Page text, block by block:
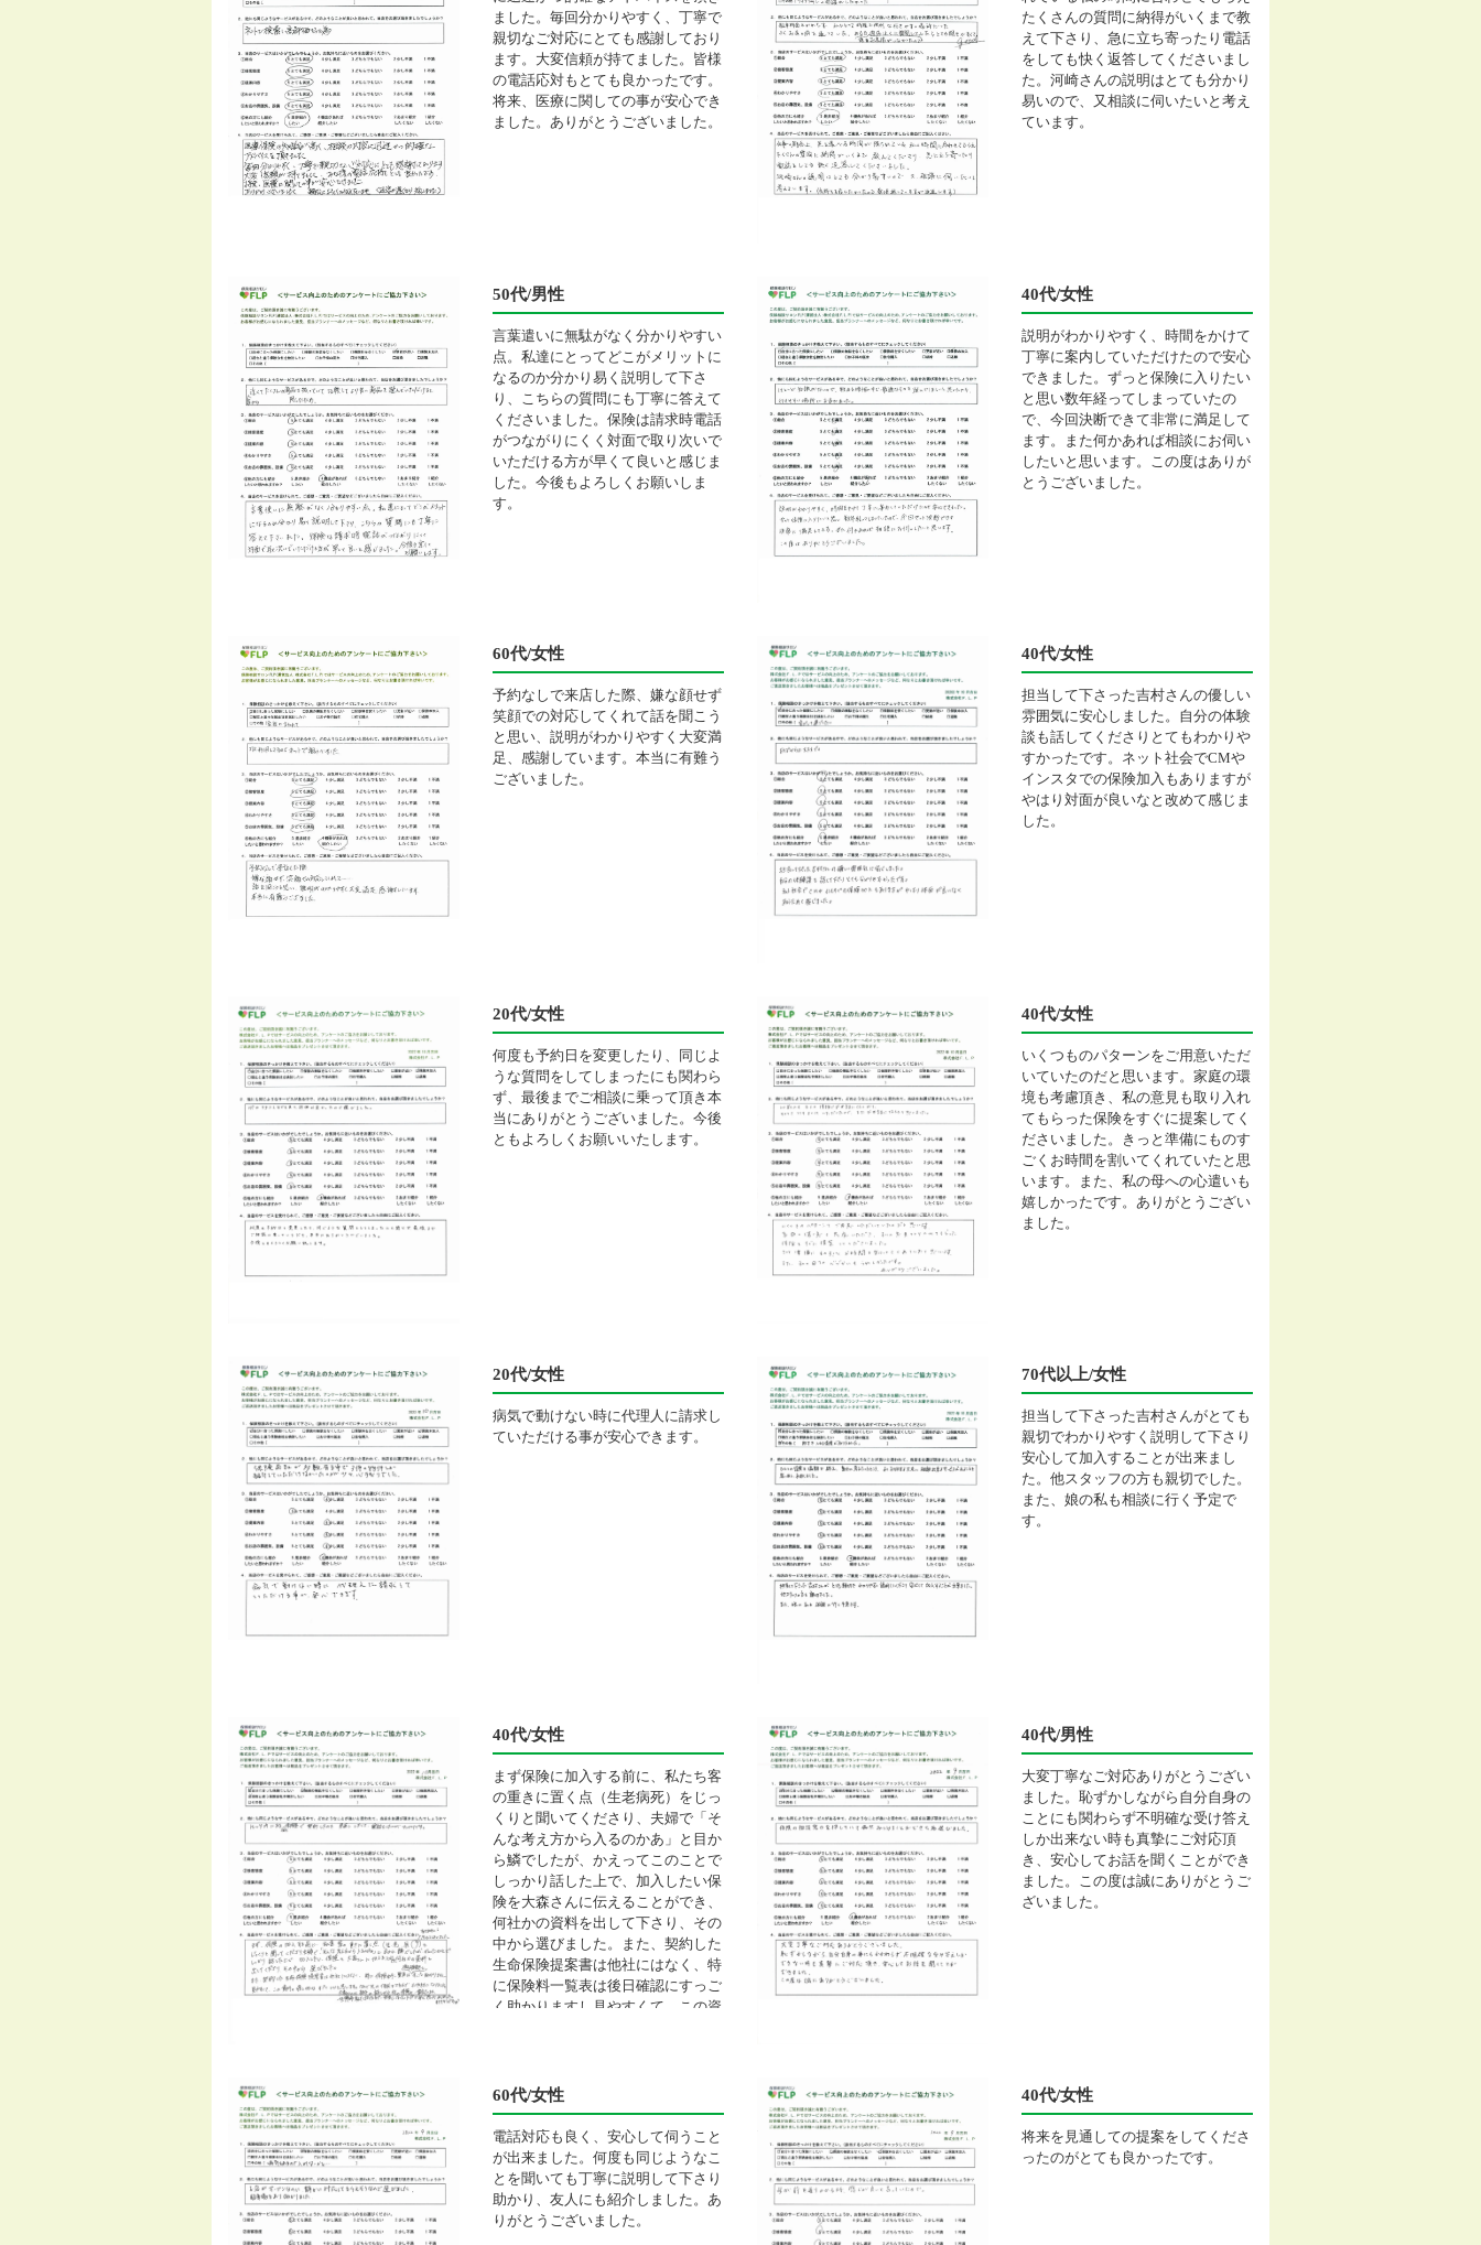
ました。毎回分かりやすく、丁寧で
親切なご対応にとても感謝しており
ます。大変信頼が持てました。皆様
の電話応対もとても良かったです。
将来、医療に関しての事が安心でき
ました。ありがとうございました。
たくさんの質問に納得がいくまで教
えて下さり、急に立ち寄ったり電話
をしても快く返答してくださいまし
た。河崎さんの説明はとても分かり
易いので、又相談に伺いたいと考え
ています。
50代/男性
言葉遣いに無駄がなく分かりやすい
点。私達にとってどこがメリットに
なるのか分かり易く説明して下さ
り、こちらの質問にも丁寧に答えて
くださいました。保険は請求時電話
がつながりにくく対面で取り次いで
いただける方が早くて良いと感じま
した。今後もよろしくお願いしま
す。
40代/女性
説明がわかりやすく、時間をかけて
丁寧に案内していただけたので安心
できました。ずっと保険に入りたい
と思い数年経ってしまっていたの
で、今回決断できて非常に満足して
ます。また何かあれば相談にお伺い
したいと思います。この度はありが
とうございました。
60代/女性
予約なしで来店した際、嫌な顔せず
笑顔での対応してくれて話を聞こう
と思い、説明がわかりやすく大変満
足、感謝しています。本当に有難う
ございました。
40代/女性
担当して下さった吉村さんの優しい
雰囲気に安心しました。自分の体験
談も話してくださりとてもわかりや
すかったです。ネット社会でCMや
インスタでの保険加入もありますが
やはり対面が良いなと改めて感じま
した。
20代/女性
何度も予約日を変更したり、同じよ
うな質問をしてしまったにも関わら
ず、最後までご相談に乗って頂き本
当にありがとうございました。今後
ともよろしくお願いいたします。
40代/女性
いくつものパターンをご用意いただ
いていたのだと思います。家庭の環
境も考慮頂き、私の意見も取り入れ
てもらった保険をすぐに提案してく
ださいました。きっと準備にものす
ごくお時間を割いてくれていたと思
います。また、私の母への心遣いも
嬉しかったです。ありがとうござい
ました。
20代/女性
病気で動けない時に代理人に請求し
ていただける事が安心できます。
70代以上/女性
担当して下さった吉村さんがとても
親切でわかりやすく説明して下さり
安心して加入することが出来まし
た。他スタッフの方も親切でした。
また、娘の私も相談に行く予定で
す。
40代/女性
まず保険に加入する前に、私たち客
の重きに置く点（生老病死）をじっ
くりと聞いてくださり、夫婦で「そ
んな考え方から入るのかあ」と目か
ら鱗でしたが、かえってこのことで
しっかり話した上で、加入したい保
険を大森さんに伝えることができ、
何社かの資料を出して下さり、その
中から選びました。また、契約した
生命保険提案書は他社にはなく、特
に保険料一覧表は後日確認にすっご
く助かりますし見やすくて、この資
話から何の保険が一番合っているか
一生懸命考えてくださる方で、担当
になって頂き安心感がありました。
すてきな方です。あと、「～クーポ
ン」とか他社では頂いたことないの
でもらえてびっくりと嬉しかったで
す。
40代/男性
大変丁寧なご対応ありがとうござい
ました。恥ずかしながら自分自身の
ことにも関わらず不明確な受け答え
しか出来ない時も真摯にご対応頂
き、安心してお話を聞くことができ
ました。この度は誠にありがとうご
ざいました。
60代/女性
電話対応も良く、安心して伺うこと
が出来ました。何度も同じようなこ
とを聞いても丁寧に説明して下さり
助かり、友人にも紹介しました。あ
りがとうございました。
40代/女性
将来を見通しての提案をしてくださ
ったのがとても良かったです。